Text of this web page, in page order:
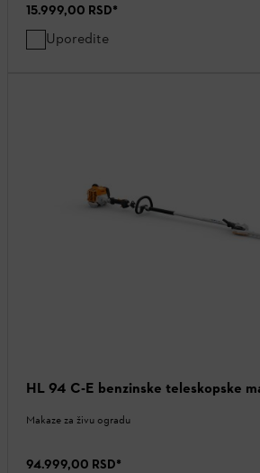
15.999,00 RSD*
Uporedite
HL 94 C-E benzinske teleskopske
Makaze za živu ogradu
94.999,00 RSD*